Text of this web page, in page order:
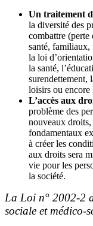
Un traitement
la diversité des
combattre (perte
santé,
la loi
la santé,
surendettement,
loisirs ou encore
L’accès aux
problème des
nouveaux
fondamentaux
à créer les
aux droits sera
vie pour les
la société.
La Loi n° 2002-2
sociale et médico-